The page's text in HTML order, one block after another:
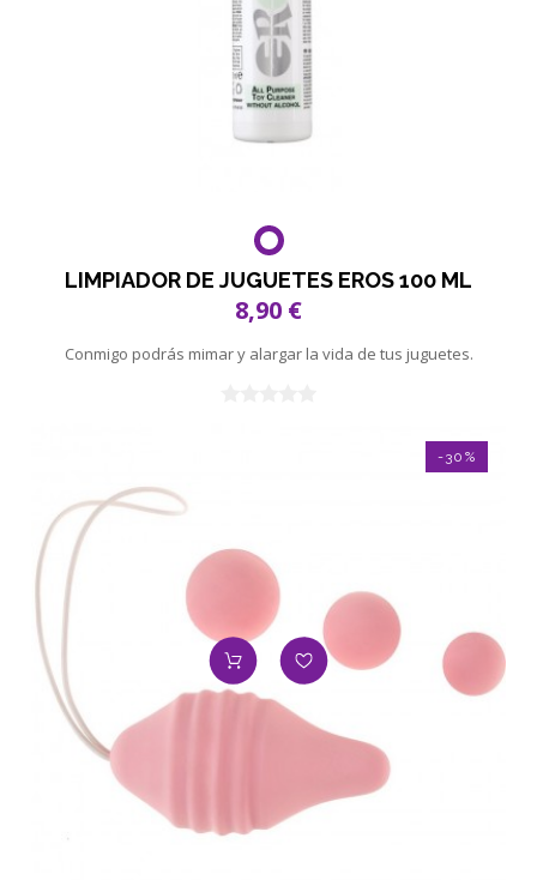
LIMPIADOR DE JUGUETES EROS 100 ML
8,90 €
Conmigo podrás mimar y alargar la vida de tus juguetes.
-30%